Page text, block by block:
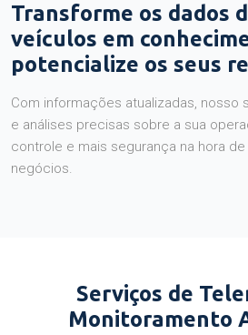
Transforme os dados
veículos em
potencialize os seus
Com informações atualizadas, nosso
e análises precisas sobre a sua
controle e mais segurança na hora
negócios.
Serviços de
Monitoramento